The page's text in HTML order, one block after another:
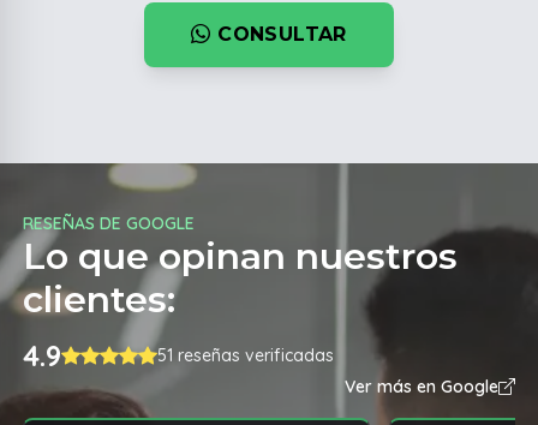
CONSULTAR
RESEÑAS DE GOOGLE
Lo que opinan nuestros
clientes:
4.9
51 reseñas verificadas
Ver más en Google